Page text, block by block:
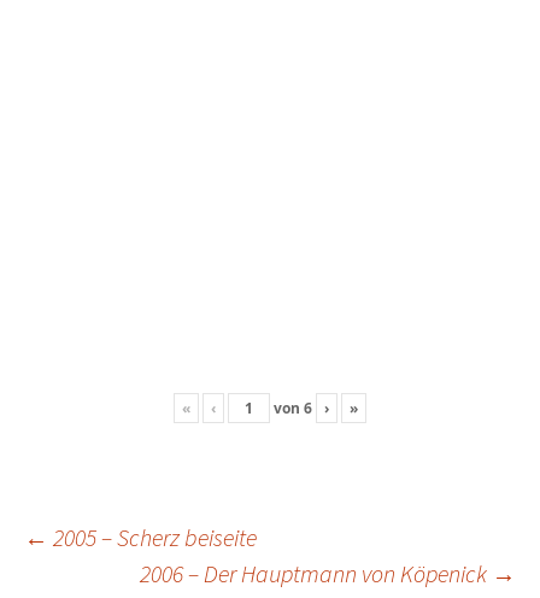
« ‹ von 6 › »
Beitragsnavigation
← 2005 – Scherz beiseite
2006 – Der Hauptmann von Köpenick →